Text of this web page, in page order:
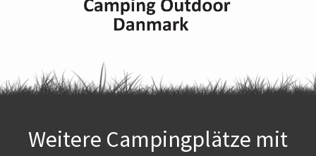
Weitere Campingplätze mit